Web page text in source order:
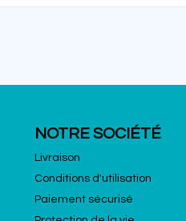
NOTRE SOCIÉTÉ
Livraison
Conditions d'utilisation
Paiement sécurisé